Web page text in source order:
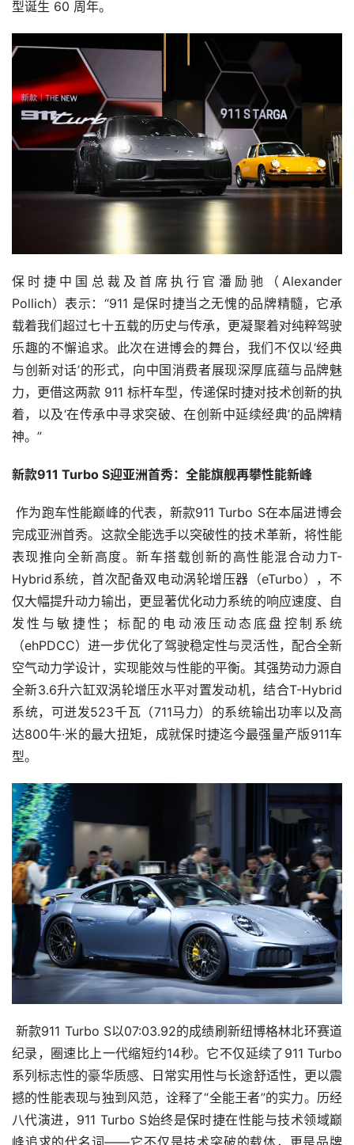
型诞生 60 周年。
保时捷中国总裁及首席执行官潘励驰（Alexander
Pollich）表示：“911 是保时捷当之无愧的品牌精髓，它承
载着我们超过七十五载的历史与传承，更凝聚着对纯粹驾驶
乐趣的不懈追求。此次在进博会的舞台，我们不仅以‘经典
与创新对话’的形式，向中国消费者展现深厚底蕴与品牌魅
力，更借这两款 911 标杆车型，传递保时捷对技术创新的执
着，以及‘在传承中寻求突破、在创新中延续经典’的品牌精
神。”
新款911 Turbo S迎亚洲首秀：全能旗舰再攀性能新峰
作为跑车性能巅峰的代表，新款911 Turbo S在本届进博会
完成亚洲首秀。这款全能选手以突破性的技术革新，将性能
表现推向全新高度。新车搭载创新的高性能混合动力T-
Hybrid系统，首次配备双电动涡轮增压器（eTurbo），不
仅大幅提升动力输出，更显著优化动力系统的响应速度、自
发性与敏捷性；标配的电动液压动态底盘控制系统
（ehPDCC）进一步优化了驾驶稳定性与灵活性，配合全新
空气动力学设计，实现能效与性能的平衡。其强势动力源自
全新3.6升六缸双涡轮增压水平对置发动机，结合T-Hybrid
系统，可迸发523千瓦（711马力）的系统输出功率以及高
达800牛·米的最大扭矩，成就保时捷迄今最强量产版911车
型。
新款911 Turbo S以07:03.92的成绩刷新纽博格林北环赛道
纪录，圈速比上一代缩短约14秒。它不仅延续了911 Turbo
系列标志性的豪华质感、日常实用性与长途舒适性，更以震
撼的性能表现与独到风范，诠释了“全能王者”的实力。历经
八代演进，911 Turbo S始终是保时捷在性能与技术领域巅
峰追求的代名词——它不仅是技术突破的载体，更是品牌